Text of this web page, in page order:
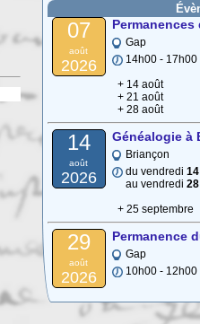
07
août
2026
Permanences
Gap
14h00 - 17h00
+ 14 août
+ 21 août
+ 28 août
14
août
2026
Généalogie à
Briançon
du vendredi
au vendredi
+ 25 septembre
29
août
2026
Permanence
Gap
10h00 - 12h00